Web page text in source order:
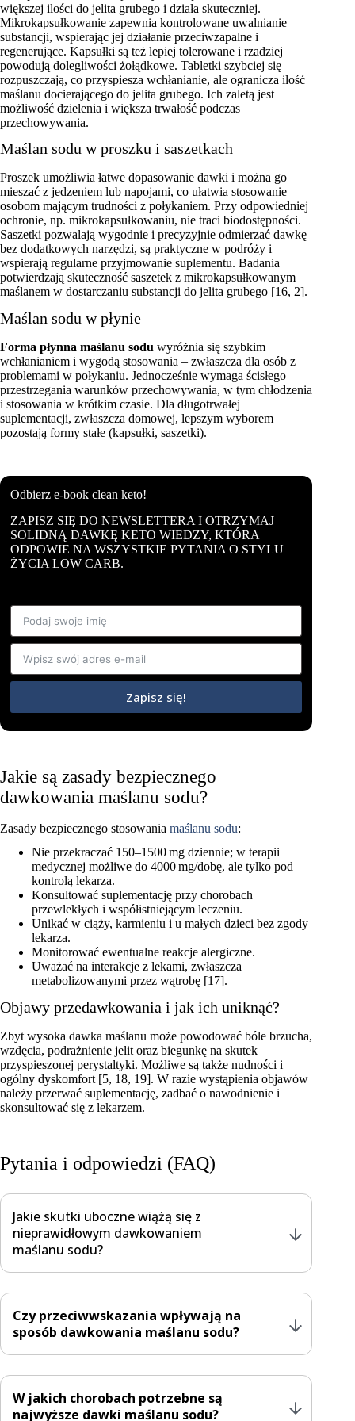
większej ilości do jelita grubego i działa skuteczniej.
Mikrokapsułkowanie zapewnia kontrolowane uwalnianie
substancji, wspierając jej działanie przeciwzapalne i
regenerujące. Kapsułki są też lepiej tolerowane i rzadziej
powodują dolegliwości żołądkowe. Tabletki szybciej się
rozpuszczają, co przyspiesza wchłanianie, ale ogranicza ilość
maślanu docierającego do jelita grubego. Ich zaletą jest
możliwość dzielenia i większa trwałość podczas
przechowywania.
Maślan sodu w proszku i saszetkach
Proszek umożliwia łatwe dopasowanie dawki i można go
mieszać z jedzeniem lub napojami, co ułatwia stosowanie
osobom mającym trudności z połykaniem. Przy odpowiedniej
ochronie, np. mikrokapsułkowaniu, nie traci biodostępności.
Saszetki pozwalają wygodnie i precyzyjnie odmierzać dawkę
bez dodatkowych narzędzi, są praktyczne w podróży i
wspierają regularne przyjmowanie suplementu. Badania
potwierdzają skuteczność saszetek z mikrokapsułkowanym
maślanem w dostarczaniu substancji do jelita grubego [16, 2].
Maślan sodu w płynie
Forma płynna maślanu sodu wyróżnia się szybkim
wchłanianiem i wygodą stosowania – zwłaszcza dla osób z
problemami w połykaniu. Jednocześnie wymaga ścisłego
przestrzegania warunków przechowywania, w tym chłodzenia
i stosowania w krótkim czasie. Dla długotrwałej
suplementacji, zwłaszcza domowej, lepszym wyborem
pozostają formy stałe (kapsułki, saszetki).
Odbierz e-book clean keto!
ZAPISZ SIĘ DO NEWSLETTERA I OTRZYMAJ
SOLIDNĄ DAWKĘ KETO WIEDZY, KTÓRA
ODPOWIE NA WSZYSTKIE PYTANIA O STYLU
ŻYCIA LOW CARB.
Zapisz się!
Jakie są zasady bezpiecznego
dawkowania maślanu sodu?
Zasady bezpiecznego stosowania maślanu sodu:
Nie przekraczać 150–1500 mg dziennie; w terapii
medycznej możliwe do 4000 mg/dobę, ale tylko pod
kontrolą lekarza.
Konsultować suplementację przy chorobach
przewlekłych i współistniejącym leczeniu.
Unikać w ciąży, karmieniu i u małych dzieci bez zgody
lekarza.
Monitorować ewentualne reakcje alergiczne.
Uważać na interakcje z lekami, zwłaszcza
metabolizowanymi przez wątrobę [17].
Objawy przedawkowania i jak ich uniknąć?
Zbyt wysoka dawka maślanu może powodować bóle brzucha,
wzdęcia, podrażnienie jelit oraz biegunkę na skutek
przyspieszonej perystaltyki. Możliwe są także nudności i
ogólny dyskomfort [5, 18, 19]. W razie wystąpienia objawów
należy przerwać suplementację, zadbać o nawodnienie i
skonsultować się z lekarzem.
Pytania i odpowiedzi (FAQ)
Jakie skutki uboczne wiążą się z
nieprawidłowym dawkowaniem
maślanu sodu?
nadmiernych ilości maślanu sodu może prowadzić do
nasilonych wzdęć, biegunek, nudności i bólów brzucha.
chorobami serca – problemy z ciśnieniem krwi.
Najczęstsze błędy to rozpoczynanie od wysokich dawek i
pomijanie stopniowej adaptacji organizmu. Regularne
Czy przeciwwskazania wpływają na
sposób dawkowania maślanu sodu?
dawkowania. Osoby z chorobami nerek wymagają dawek
nie większych niż 300-500 mg dziennie z regularnym
W jakich chorobach potrzebne są
najwyższe dawki maślanu sodu?